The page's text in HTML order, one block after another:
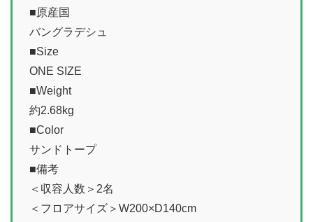
■原産国
バングラデシュ
■Size
ONE SIZE
■Weight
約2.68kg
■Color
サンドトープ
■備考
＜収容人数＞2名
＜フロアサイズ＞W200×D140cm